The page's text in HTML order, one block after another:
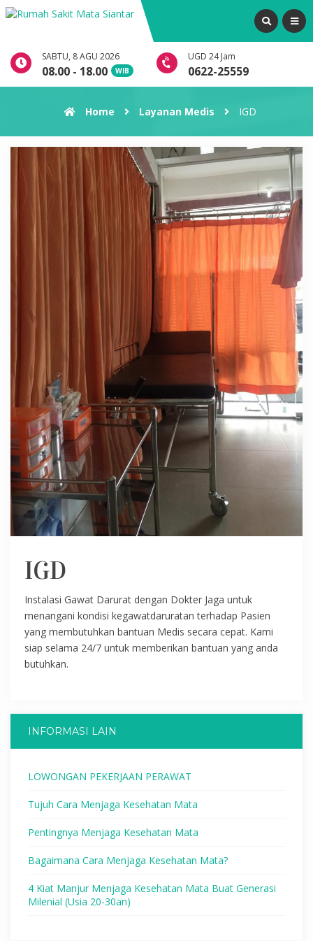
SABTU, 8 AGU 2026
08.00 - 18.00 WIB
UGD 24 Jam
0622-25559
Home Layanan Medis IGD
IGD
Instalasi Gawat Darurat dengan Dokter Jaga untuk
menangani kondisi kegawatdaruratan terhadap Pasien
yang membutuhkan bantuan Medis secara cepat. Kami
siap selama 24/7 untuk memberikan bantuan yang anda
butuhkan.
INFORMASI LAIN
LOWONGAN PEKERJAAN PERAWAT
Tujuh Cara Menjaga Kesehatan Mata
Pentingnya Menjaga Kesehatan Mata
Bagaimana Cara Menjaga Kesehatan Mata?
4 Kiat Manjur Menjaga Kesehatan Mata Buat Generasi
Milenial (Usia 20-30an)